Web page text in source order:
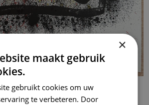
×
maakt gebruik
gebruikt cookies om uw
te verbeteren. Door